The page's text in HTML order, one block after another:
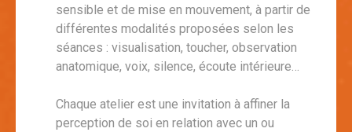
sensible et de mise en mouvement, à partir de
différentes modalités proposées selon les
séances : visualisation, toucher, observation
anatomique, voix, silence, écoute intérieure…
Chaque atelier est une invitation à affiner la
perception de soi en relation avec un ou